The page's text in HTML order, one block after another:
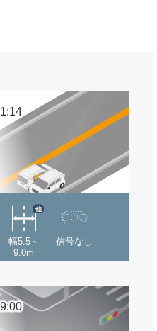
幅5.5～
9.0m
他
信号なし